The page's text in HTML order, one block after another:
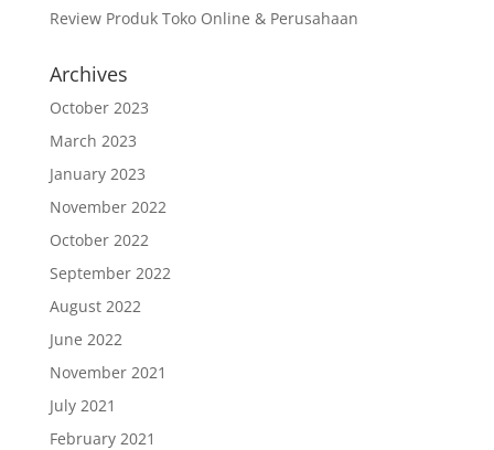
Review Produk Toko Online & Perusahaan
Archives
October 2023
March 2023
January 2023
November 2022
October 2022
September 2022
August 2022
June 2022
November 2021
July 2021
February 2021